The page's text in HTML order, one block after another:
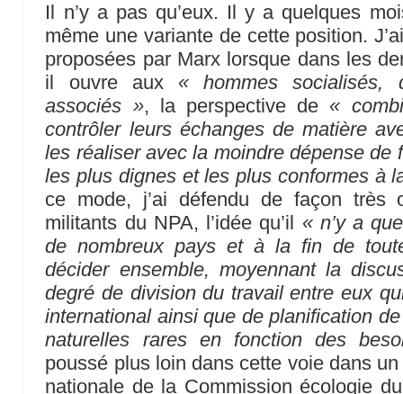
Il n’y a pas qu’eux. Il y a quelques
même une variante de cette position.
proposées par Marx lorsque dans les
il ouvre aux « hommes socialisés,
associés », la perspective de «
contrôler leurs échanges de matière
les réaliser avec la moindre dépense de
les plus dignes et les plus conformes à
ce mode, j’ai défendu de façon très
militants du NPA, l’idée qu’il « n’y a
de nombreux pays et à la fin de
décider ensemble, moyennant la
degré de division du travail entre eux
international ainsi que de planification
naturelles rares en fonction des
poussé plus loin dans cette voie dans
nationale de la Commission écologie